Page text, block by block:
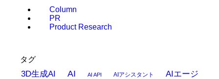
Column
PR
Product Research
タグ
3D生成AI AI AI API AIアシスタント
AIエージ